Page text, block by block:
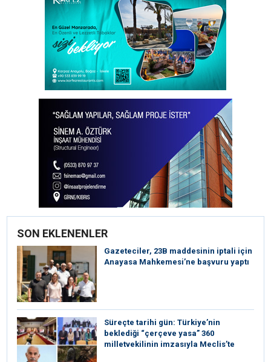
SON EKLENENLER
Gazeteciler, 23B maddesinin iptali için
Anayasa Mahkemesi’ne başvuru yaptı
Süreçte tarihi gün: Türkiye’nin
beklediği “çerçeve yasa” 360
milletvekilinin imzasıyla Meclis’te